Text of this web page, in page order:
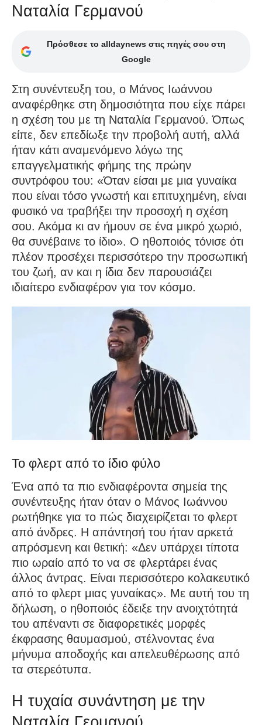
Ναταλία Γερμανού
Πρόσθεσε το alldaynews στις πηγές σου στη
Google
Στη συνέντευξη του, ο Μάνος Ιωάννου
αναφέρθηκε στη δημοσιότητα που είχε πάρει
η σχέση του με τη Ναταλία Γερμανού. Όπως
είπε, δεν επεδίωξε την προβολή αυτή, αλλά
ήταν κάτι αναμενόμενο λόγω της
επαγγελματικής φήμης της πρώην
συντρόφου του: «Όταν είσαι με μια γυναίκα
που είναι τόσο γνωστή και επιτυχημένη, είναι
φυσικό να τραβήξει την προσοχή η σχέση
σου. Ακόμα κι αν ήμουν σε ένα μικρό χωριό,
θα συνέβαινε το ίδιο». Ο ηθοποιός τόνισε ότι
πλέον προσέχει περισσότερο την προσωπική
του ζωή, αν και η ίδια δεν παρουσιάζει
ιδιαίτερο ενδιαφέρον για τον κόσμο.
Το φλερτ από το ίδιο φύλο
Ένα από τα πιο ενδιαφέροντα σημεία της
συνέντευξης ήταν όταν ο Μάνος Ιωάννου
ρωτήθηκε για το πώς διαχειρίζεται το φλερτ
από άνδρες. Η απάντησή του ήταν αρκετά
απρόσμενη και θετική: «Δεν υπάρχει τίποτα
πιο ωραίο από το να σε φλερτάρει ένας
άλλος άντρας. Είναι περισσότερο κολακευτικό
από το φλερτ μιας γυναίκας». Με αυτή του τη
δήλωση, ο ηθοποιός έδειξε την ανοιχτότητά
του απέναντι σε διαφορετικές μορφές
έκφρασης θαυμασμού, στέλνοντας ένα
μήνυμα αποδοχής και απελευθέρωσης από
τα στερεότυπα.
Η τυχαία συνάντηση με την